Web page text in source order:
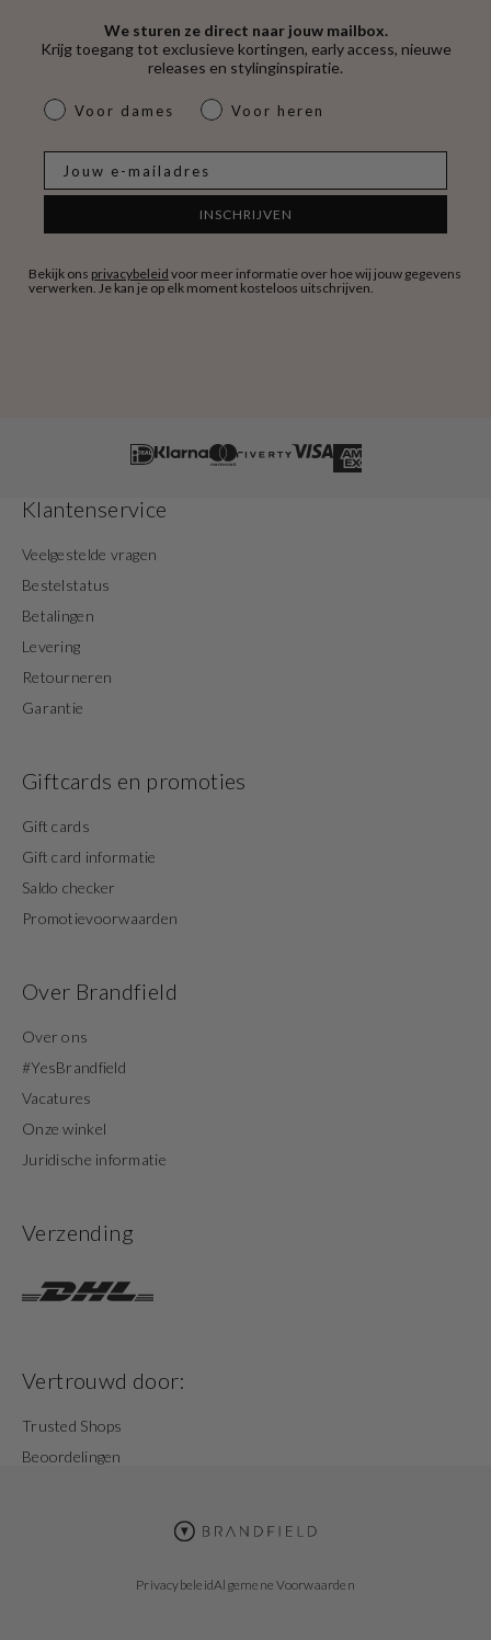
We sturen ze direct naar jouw mailbox.
Krijg toegang tot exclusieve kortingen, early access, nieuwe
releases en stylinginspiratie.
dames & heren
Voor dames Voor heren
INSCHRIJVEN
Bekijk ons privacybeleid voor meer informatie over hoe wij jouw gegevens
verwerken. Je kan je op elk moment kosteloos uitschrijven.
Klantenservice
Veelgestelde vragen
Bestelstatus
Betalingen
Levering
Retourneren
Garantie
Giftcards en promoties
Gift cards
Gift card informatie
Saldo checker
Promotievoorwaarden
Over Brandfield
Over ons
#YesBrandfield
Vacatures
Onze winkel
Juridische informatie
Verzending
Vertrouwd door:
Trusted Shops
Beoordelingen
PrivacybeleidAlgemene Voorwaarden